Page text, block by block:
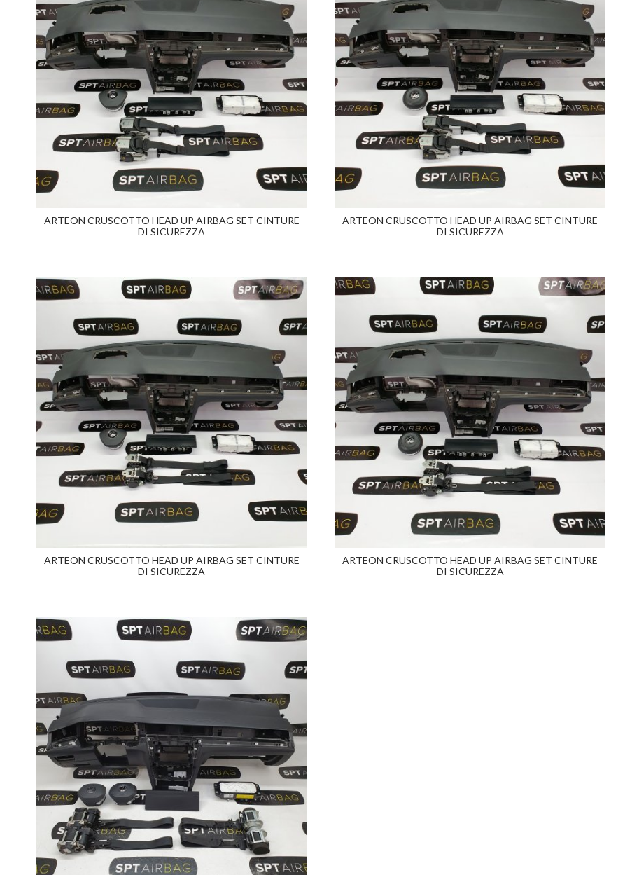
ARTEON CRUSCOTTO HEAD UP AIRBAG SET CINTURE
DI SICUREZZA
ARTEON CRUSCOTTO HEAD UP AIRBAG SET CINTURE
DI SICUREZZA
ARTEON CRUSCOTTO HEAD UP AIRBAG SET CINTURE
DI SICUREZZA
ARTEON CRUSCOTTO HEAD UP AIRBAG SET CINTURE
DI SICUREZZA